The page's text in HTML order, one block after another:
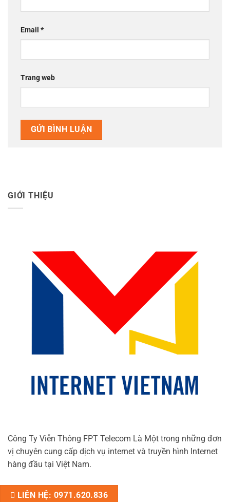
Email *
Trang web
GIỚI THIỆU
Công Ty Viễn Thông FPT Telecom Là Một trong những đơn
vị chuyên cung cấp dịch vụ internet và truyền hình Internet
hàng đầu tại Việt Nam.
LIÊN HỆ: 0971.620.836